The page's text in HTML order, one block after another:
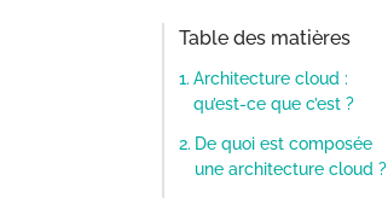
Table des matières
Architecture cloud :
qu’est-ce que c’est ?
De quoi est composée
une architecture cloud ?